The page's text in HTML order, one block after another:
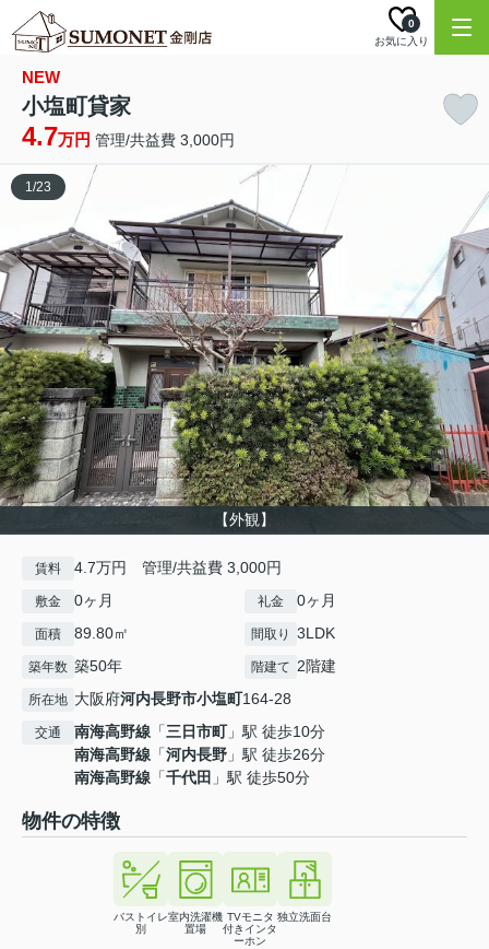
お気に入り
0
NEW
小塩町貸家
4.7万円 管理/共益費 3,000円
【外観】
1/23
賃料 4.7万円 管理/共益費 3,000円
敷金 0ヶ月 礼金 0ヶ月
面積 89.80㎡ 間取り 3LDK
築年数 築50年 階建て 2階建
所在地 大阪府河内長野市小塩町164-28
交通 南海高野線 「三日市町」駅 徒歩10分
南海高野線 「河内長野 」駅 徒歩26分
南海高野線 「千代田 」駅 徒歩50分
物件の特徴
バストイレ
別
室内洗濯機
置場
TVモニタ
付きインタ
ーホン
独立洗面台